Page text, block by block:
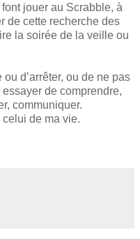
jouer au Scrabble, à
de cette recherche des
la soirée de la veille ou
d’arrêter, ou de ne pas
essayer de comprendre,
communiquer.
de ma vie.